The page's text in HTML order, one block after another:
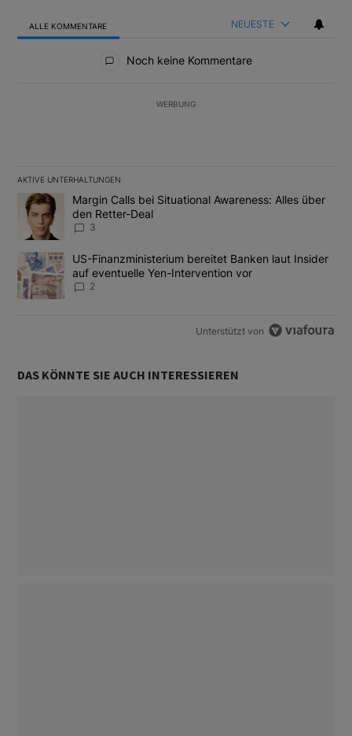
ALLE KOMMENTARE NEUESTE
Noch keine Kommentare
WERBUNG
AKTIVE UNTERHALTUNGEN
Das Folgende ist eine Liste der am meisten kommentierten
Ein Trendartikel mit dem Titel "Margin Calls bei Situational
Margin Calls bei Situational Awareness: Alles über
den Retter-Deal
3
Ein Trendartikel mit dem Titel "US-Finanzministerium bereitet
US-Finanzministerium bereitet Banken laut Insider
auf eventuelle Yen-Intervention vor
2
Unterstützt von
DAS KÖNNTE SIE AUCH INTERESSIEREN